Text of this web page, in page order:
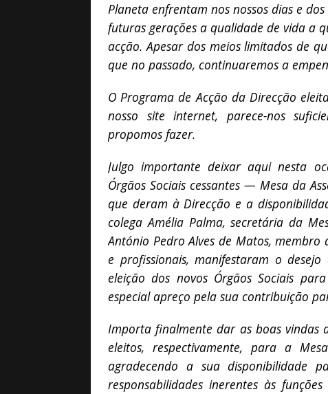
Planeta enfrentam nos nossos dias e
futuras gerações a qualidade de vida a
acção. Apesar dos meios limitados de
que no passado, continuaremos a
O Programa de Acção da Direcção
nosso site internet, parece-nos
propomos fazer.
Julgo importante deixar aqui nesta
Órgãos Sociais cessantes — Mesa da
que deram à Direcção e a
colega Amélia Palma, secretária da
António Pedro Alves de Matos, membro
e profissionais, manifestaram o
eleição dos novos Órgãos Sociais
especial apreço pela sua contribuição
Importa finalmente dar as boas vindas
eleitos, respectivamente, para a
agradecendo a sua
responsabilidades inerentes às